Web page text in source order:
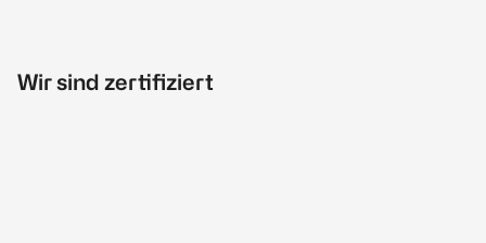
Wir sind zertifiziert